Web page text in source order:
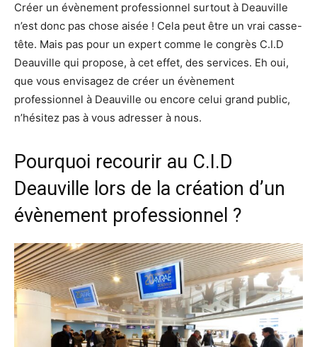
Créer un évènement professionnel surtout à Deauville
n’est donc pas chose aisée ! Cela peut être un vrai casse-
tête. Mais pas pour un expert comme le congrès C.I.D
Deauville qui propose, à cet effet, des services. Eh oui,
que vous envisagez de créer un évènement
professionnel à Deauville ou encore celui grand public,
n’hésitez pas à vous adresser à nous.
Pourquoi recourir au C.I.D
Deauville lors de la création d’un
évènement professionnel ?